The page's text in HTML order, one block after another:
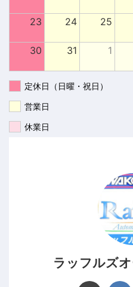
23 24 25
30 31 1
定休日（日曜・祝日）
営業日
休業日
ラッフルズ